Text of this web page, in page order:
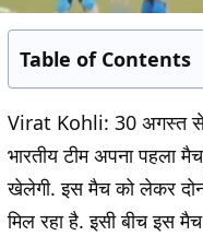
Table of Contents
Virat Kohli: 30 अगस्त से
भारतीय टीम अपना पहला
खेलेगी. इस मैच को लेकर
मिल रहा है. इसी बीच इस